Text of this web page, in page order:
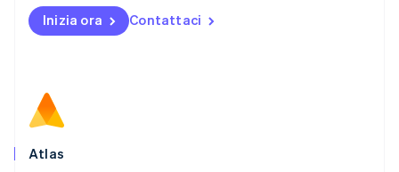
Inizia ora Contattaci
Atlas
English
Nuova Zelanda
English
Portogallo
Português